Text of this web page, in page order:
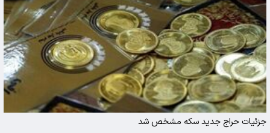
جزئیات حراج جدید سکه مشخص شد